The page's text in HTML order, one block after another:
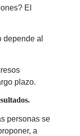
El
depende al
plazo.
personas se
a